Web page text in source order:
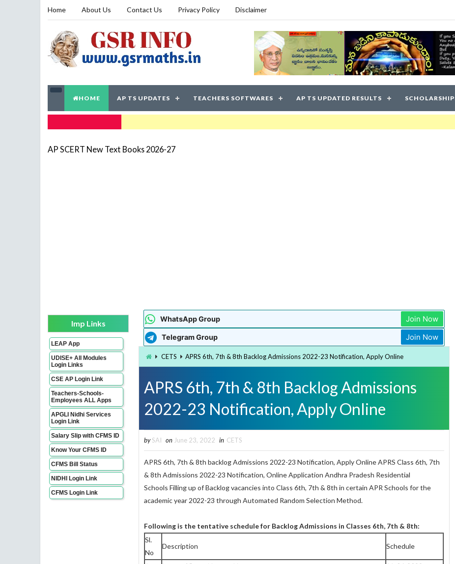
Home About Us Contact Us Privacy Policy Disclaimer
HOME AP TS UPDATES TEACHERS SOFTWARES AP TS UPDATED RESULTS
AP SCERT New Text Books 2026-27
Imp Links
LEAP App
UDISE+ All Modules
Login Links
CSE AP Login Link
Teachers-Schools-
Employees ALL Apps
APGLI Nidhi Services
Login Link
Salary Slip with CFMS ID
Know Your CFMS ID
CFMS Bill Status
NIDHI Login Link
CFMS Login Link
WhatsApp Group Join Now
Telegram Group Join Now
CETS APRS 6th, 7th & 8th Backlog Admissions 2022-23 Notification, Apply Online
APRS 6th, 7th & 8th Backlog Admissions
2022-23 Notification, Apply Online
by SAI on June 23, 2022 in CETS
APRS 6th, 7th & 8th backlog Admissions 2022-23 Notification, Apply Online APRS Class 6th, 7th
& 8th Admissions 2022-23 Notification, Online Application Andhra Pradesh Residential
Schools Filling up of Backlog vacancies into Class 6th, 7th & 8th in certain APR Schools for the
academic year 2022-23 through Automated Random Selection Method.
Following is the tentative schedule for Backlog Admissions in Classes 6th, 7th & 8th:
Sl.
No
Description Schedule